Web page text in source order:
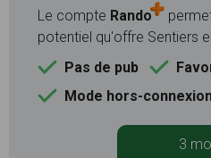
Le compte Rando
potentiel qu'offre Sentiers
Pas de pub
Mode hors-
3